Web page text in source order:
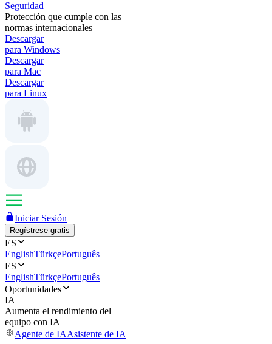
Seguridad
Protección que cumple con las
normas internacionales
Descargar
para Windows
Descargar
para Mac
Descargar
para Linux
Iniciar Sesión
Regístrese gratis
ES
EnglishTürkçePortuguês
ES
EnglishTürkçePortuguês
Oportunidades
IA
Aumenta el rendimiento del
equipo con IA
Agente de IAAsistente de IA